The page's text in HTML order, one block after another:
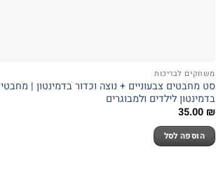
משחקים לבריכות
סט מחבטים צבעוניים + נוצה וכדור בדמינטון | מחבטי
בדמינטון לילדים ולמבוגרים
35.00 ₪
הוספה לסל